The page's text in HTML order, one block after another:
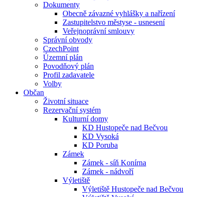
Dokumenty
Obecně závazné vyhlášky a nařízení
Zastupitelstvo městyse - usnesení
Veřejnoprávní smlouvy
Správní obvody
CzechPoint
Územní plán
Povodňový plán
Profil zadavatele
Volby
Občan
Životní situace
Rezervační systém
Kulturní domy
KD Hustopeče nad Bečvou
KD Vysoká
KD Poruba
Zámek
Zámek - síň Konírna
Zámek - nádvoří
Výletiště
Výletiště Hustopeče nad Bečvou